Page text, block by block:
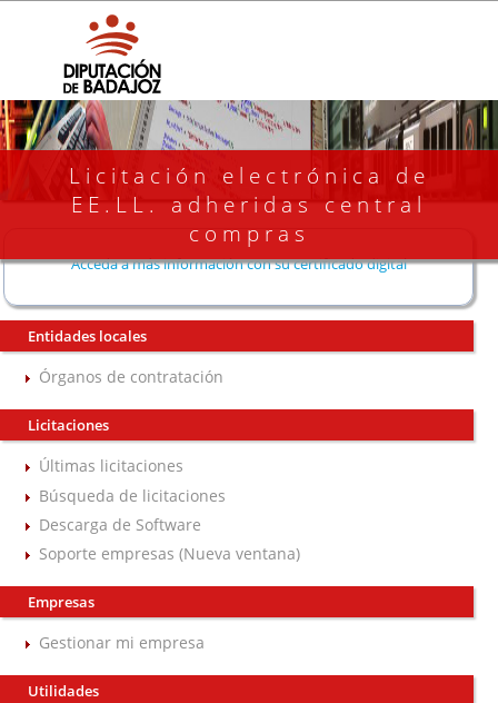
Licitación electrónica de
EE.LL. adheridas central
compras
Acceda a más información con su certificado digital
Entidades locales
Órganos de contratación
Licitaciones
Últimas licitaciones
Búsqueda de licitaciones
Descarga de Software
Soporte empresas (Nueva ventana)
Empresas
Gestionar mi empresa
Utilidades